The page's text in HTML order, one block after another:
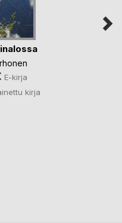
E-kirja
kirja